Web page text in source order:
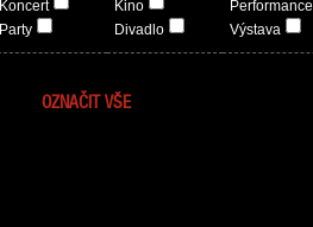
Koncert
Party
Kino
Divadlo
Performance
Výstava
OZNAČIT VŠE